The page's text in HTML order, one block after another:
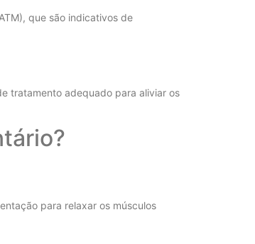
que são indicativos de
tratamento adequado para aliviar os
para relaxar os músculos